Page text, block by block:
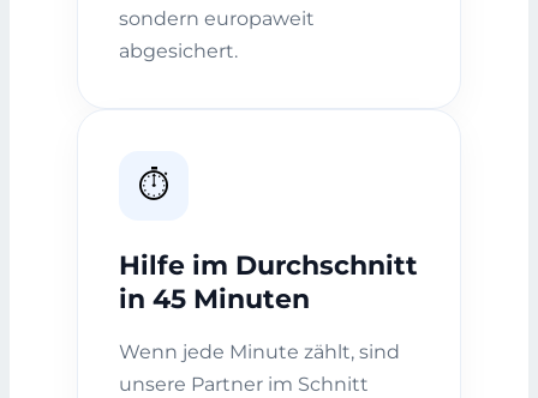
sondern europaweit
abgesichert.
⏱️
Hilfe im Durchschnitt
in 45 Minuten
Wenn jede Minute zählt, sind
unsere Partner im Schnitt